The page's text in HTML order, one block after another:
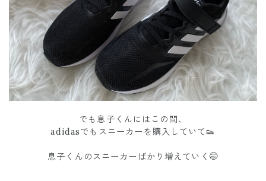
でも息子くんにはこの間、
adidasでもスニーカーを購入していて👟
息子くんのスニーカーばかり増えていく🤭